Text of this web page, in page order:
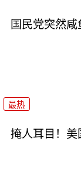
国民党突然
最热
掩人耳目！美